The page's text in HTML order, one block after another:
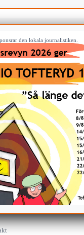
den lokala journalistiken.